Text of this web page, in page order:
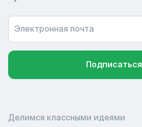
Электронная почта
Подписаться
Делимся классными идеями